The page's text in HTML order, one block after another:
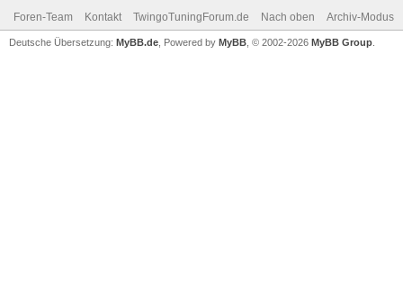
Foren-Team Kontakt TwingoTuningForum.de Nach oben Archiv-Modus
Deutsche Übersetzung: MyBB.de , Powered by MyBB , © 2002-2026 MyBB Group